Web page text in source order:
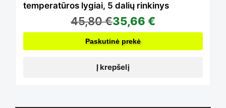
temperatūros lygiai, 5 dalių rinkinys
45,80€35,66 €
Paskutinė prekė
Į krepšelį